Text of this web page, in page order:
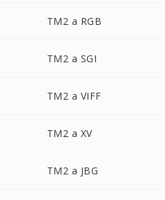
TM2 a RGB
TM2 a SGI
TM2 a VIFF
TM2 a XV
TM2 a JBG